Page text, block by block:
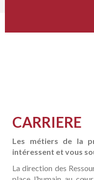
CARRIERE
Les métiers de la
intéressent et vous
La direction des